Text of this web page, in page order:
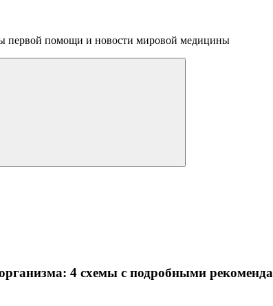
первой помощи и новости мировой медицины
4 схемы с подробными